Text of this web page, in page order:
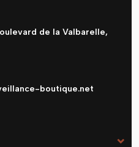
de la Valbarelle,
boutique.net